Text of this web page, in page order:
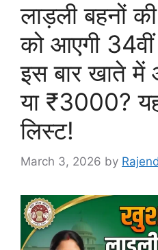
लाड़ली बहनों
को आएगी
इस बार खाते
या ₹3000?
लिस्ट!
March 3, 2026 by